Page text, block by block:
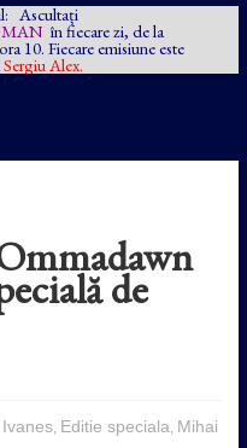
Ascultați
în fiecare zi, de la
10. Fiecare emisiune este
Sergiu Alex.
de
, Editie speciala Mihai